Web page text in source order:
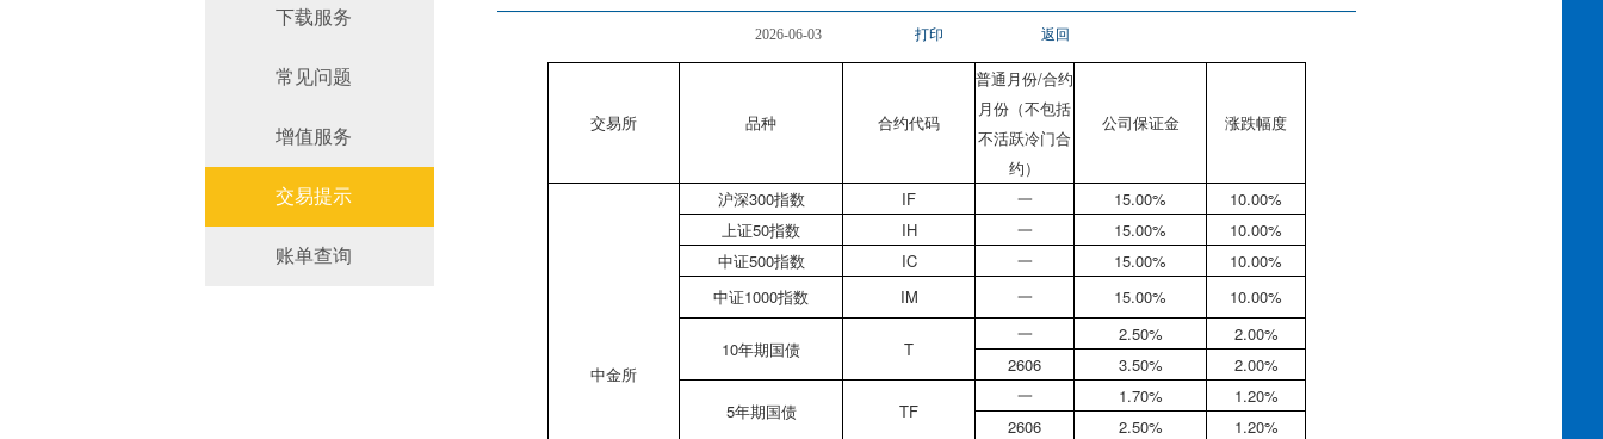
下载服务
常见问题
增值服务
交易提示
账单查询
2026-06-03 打印 返回
交易所 品种 合约代码
普通月份/合约
月份（不包括
不活跃冷门合
约）
公司保证金 涨跌幅度
中金所
沪深300指数 IF 一 15.00%
10.00%
上证50指数
IH 一 15.00%
10.00%
中证500指数
IC 一 15.00%
10.00%
中证1000指数
IM 一 15.00% 10.00%
10年期国债 T
一 2.50%
2.00%
2606
3.50% 2.00%
5年期国债 TF
一 1.70%
1.20%
2606
2.50% 1.20%